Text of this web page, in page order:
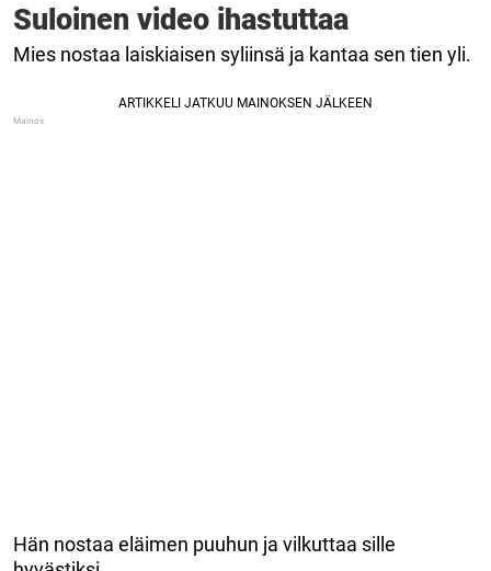
Suloinen video ihastuttaa
Mies nostaa laiskiaisen syliinsä ja kantaa sen tien yli.
Hän nostaa eläimen puuhun ja vilkuttaa sille